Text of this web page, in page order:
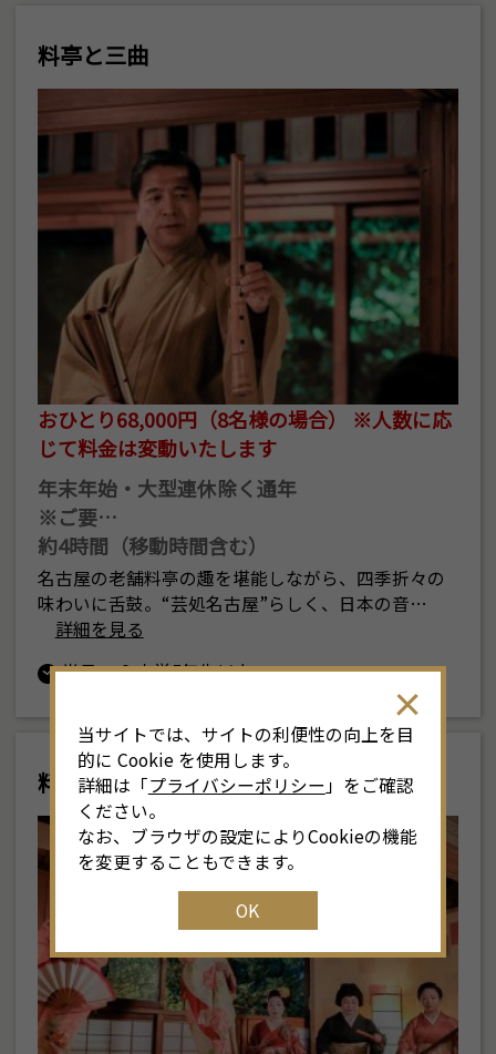
料亭と三曲
おひとり68,000円（8名様の場合） ※人数に応
じて料金は変動いたします
年末年始・大型連休除く通年
※ご要…
約4時間（移動時間含む）
名古屋の老舗料亭の趣を堪能しながら、四季折々の
味わいに舌鼓。“芸処名古屋”らしく、日本の音…
詳細を見る
半日 小学5年生以上
料亭と芸者
当サイトでは、サイトの利便性の向上を目
的に Cookie を使用します。
詳細は「プライバシーポリシー 」をご確認
ください。
なお、ブラウザの設定によりCookieの機能
を変更することもできます。
OK